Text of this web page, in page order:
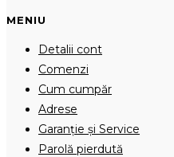
MENIU
Detalii cont
Comenzi
Cum cumpăr
Adrese
Garanție și Service
Parolă pierdută